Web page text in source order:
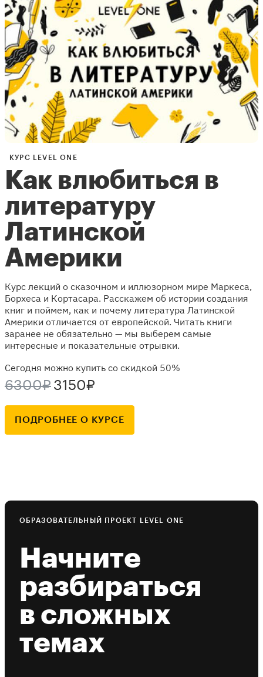
КУРС LEVEL ONE
Как влюбиться в
литературу
Латинской
Америки
Курс лекций о сказочном и иллюзорном мире Маркеса,
Борхеса и Кортасара. Расскажем об истории создания
книг и поймем, как и почему литература Латинской
Америки отличается от европейской. Читать книги
заранее не обязательно — мы выберем самые
интересные и показательные отрывки.
Сегодня можно купить со скидкой 50%
6300₽ 3150₽
ПОДРОБНЕЕ О КУРСЕ
ОБРАЗОВАТЕЛЬНЫЙ ПРОЕКТ LEVEL ONE
Начните
разбираться
в сложных
темах